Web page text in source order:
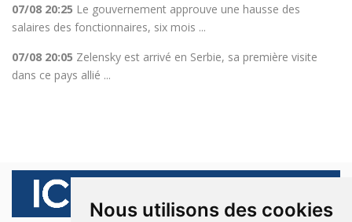
Nous utilisons des cookies
07/08 20:25 Le gouvernement approuve une hausse des
salaires des fonctionnaires, six mois ...
07/08 20:05 Zelensky est arrivé en Serbie, sa première visite
dans ce pays allié ...